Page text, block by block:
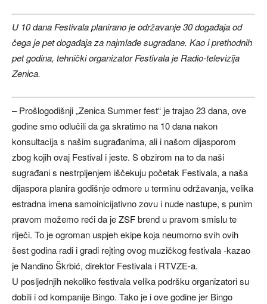
U 10 dana Festivala planirano je održavanje 30 događaja od
čega je pet događaja za najmlađe sugrađane. Kao i prethodnih
pet godina, tehnički organizator Festivala je Radio-televizija
Zenica.
– Prošlogodišnji „Zenica Summer fest“ je trajao 23 dana, ove
godine smo odlučili da ga skratimo na 10 dana nakon
konsultacija s našim sugrađanima, ali i našom dijasporom
zbog kojih ovaj Festival i jeste. S obzirom na to da naši
sugrađani s nestrpljenjem iščekuju početak Festivala, a naša
dijaspora planira godišnje odmore u terminu održavanja, velika
estradna imena samoinicijativno zovu i nude nastupe, s punim
pravom možemo reći da je ZSF brend u pravom smislu te
riječi. To je ogroman uspjeh ekipe koja neumorno svih ovih
šest godina radi i gradi rejting ovog muzičkog festivala -kazao
je Nandino Škrbić, direktor Festivala i RTVZE-a.
U posljednjih nekoliko festivala velika podršku organizatori su
dobili i od kompanije Bingo. Tako je i ove godine jer Bingo